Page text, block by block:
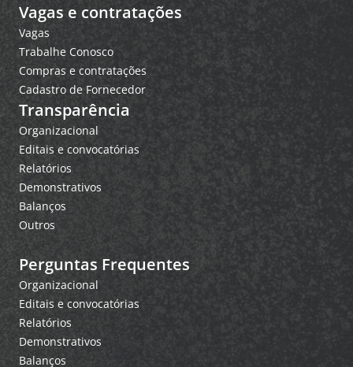
Vagas e contratações
Vagas
Trabalhe Conosco
Compras e contratações
Cadastro de Fornecedor
Transparência
Organizacional
Editais e convocatórias
Relatórios
Demonstrativos
Balanços
Outros
Perguntas Frequentes
Organizacional
Editais e convocatórias
Relatórios
Demonstrativos
Balanços